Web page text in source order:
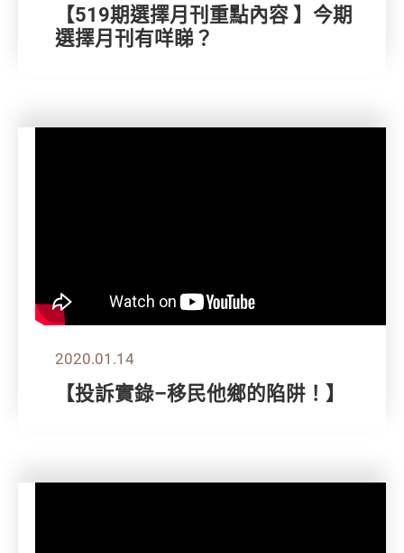
【519期選擇月刊重點內容 】今期
選擇月刊有咩睇？
2020.01.14
【投訴實錄–移民他鄉的陷阱！】